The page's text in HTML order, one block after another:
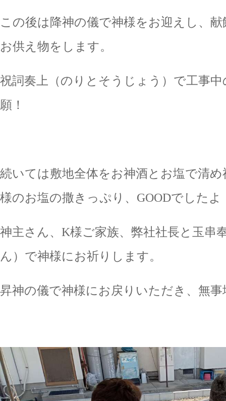
この後は降神の儀で神様をお迎えし、
お供え物をします。
祝詞奏上（のりとそうじょう）で工事
願！
続いては敷地全体をお神酒とお塩で清
様のお塩の撒きっぷり、GOODでしたよ
神主さん、K様ご家族、弊社社長と玉串
ん）で神様にお祈りします。
昇神の儀で神様にお戻りいただき、無